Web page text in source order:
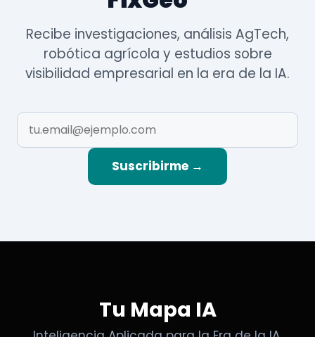
Recibe investigaciones, análisis AgTech,
robótica agrícola y estudios sobre
visibilidad empresarial en la era de la IA.
Suscribirme →
Tu Mapa IA